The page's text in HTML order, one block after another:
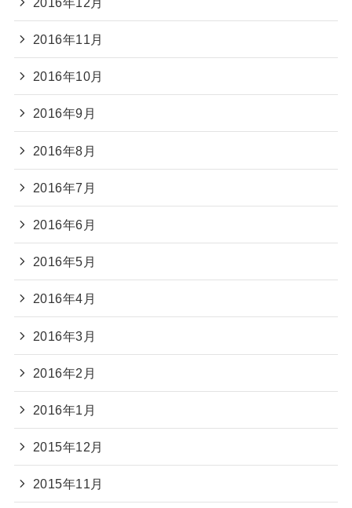
2016年11月
2016年10月
2016年9月
2016年8月
2016年7月
2016年6月
2016年5月
2016年4月
2016年3月
2016年2月
2016年1月
2015年12月
2015年11月